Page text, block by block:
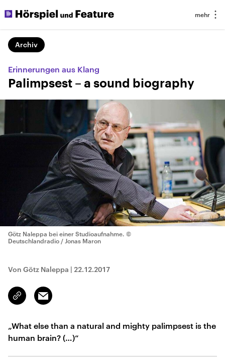
Archiv
Erinnerungen aus Klang
Palimpsest – a sound biography
Götz Naleppa bei einer Studioaufnahme. ©
Deutschlandradio / Jonas Maron
Von Götz Naleppa | 22.12.2017
Link
kopieren/teilen
Email
„What else than a natural and mighty palimpsest is the
human brain? (…)“